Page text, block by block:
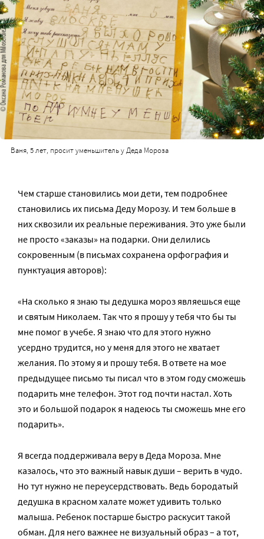
Ваня, 5 лет, просит уменьшитель у Деда Мороза
Чем старше становились мои дети, тем подробнее
становились их письма Деду Морозу. И тем больше в
них сквозили их реальные переживания. Это уже были
не просто «заказы» на подарки. Они делились
сокровенным (в письмах сохранена орфография и
пунктуация авторов):
«На сколько я знаю ты дедушка мороз являешься еще
и святым Николаем. Так что я прошу у тебя что бы ты
мне помог в учебе. Я знаю что для этого нужно
усердно трудится, но у меня для этого не хватает
желания. По этому я и прошу тебя. В ответе на мое
предыдущее письмо ты писал что в этом году сможешь
подарить мне телефон. Этот год почти настал. Хоть
это и большой подарок я надеюсь ты сможешь мне его
подарить».
Я всегда поддерживала веру в Деда Мороза. Мне
казалось, что это важный навык души – верить в чудо.
Но тут нужно не переусердствовать. Ведь бородатый
дедушка в красном халате может удивить только
малыша. Ребенок постарше быстро раскусит такой
обман. Для него важнее не визуальный образ – а тот,